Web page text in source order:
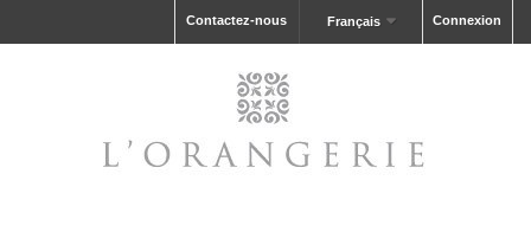
Connexion
Français
Contactez-nous